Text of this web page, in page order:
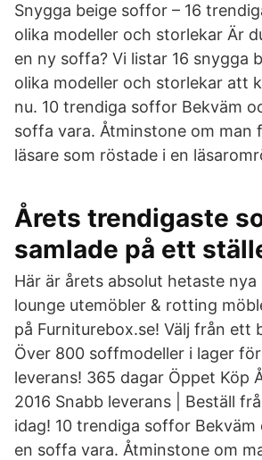
Snygga beige soffor – 16
olika modeller och storlekar Är
en ny soffa? Vi listar 16 snygga
olika modeller och storlekar att
nu. 10 trendiga soffor Bekväm
soffa vara. Åtminstone om man
läsare som röstade i en
Årets trendigaste
samlade på ett
Här är årets absolut hetaste
lounge utemöbler & rotting
på Furniturebox.se! Välj från ett
Över 800 soffmodeller i lager
leverans! 365 dagar Öppet Köp
2016 Snabb leverans | Beställ
idag! 10 trendiga soffor Bekväm
en soffa vara. Åtminstone om